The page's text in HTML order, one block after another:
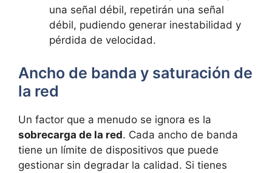
una señal débil, repetirán una señal
débil, pudiendo generar inestabilidad y
pérdida de velocidad.
Ancho de banda y saturación de
la red
Un factor que a menudo se ignora es la
sobrecarga de la red. Cada ancho de banda
tiene un límite de dispositivos que puede
gestionar sin degradar la calidad. Si tienes